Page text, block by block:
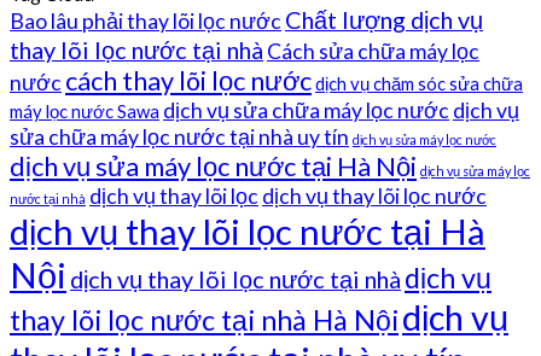
Bao lâu phải thay lõi lọc nước Chất lượng dịch vụ
thay lõi lọc nước tại nhà Cách sửa chữa máy lọc
nước cách thay lõi lọc nướcdịch vụ chăm sóc sửa chữa
máy lọc nước Sawa dịch vụ sửa chữa máy lọc nước dịch vụ
sửa chữa máy lọc nước tại nhà uy tín dịch vụ sửa máy lọc nước
dịch vụ sửa máy lọc nước tại Hà Nội dịch vụ sửa máy lọc
nước tại nhà dịch vụ thay lõi lọc dịch vụ thay lõi lọc nước
dịch vụ thay lõi lọc nước tại Hà
Nội dịch vụ thay lõi lọc nước tại nhà dịch vụ
thay lõi lọc nước tại nhà Hà Nộidịch vụ